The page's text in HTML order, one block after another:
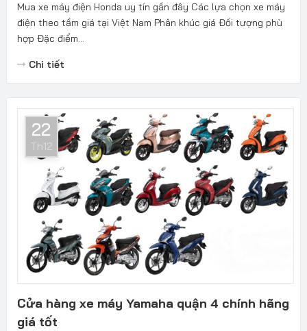
Mua xe máy điện Honda uy tín gần đây Các lựa chọn xe máy
điện theo tầm giá tại Việt Nam Phân khúc giá Đối tượng phù
hợp Đặc điểm...
Chi tiết
22
Th12
Cửa hàng xe máy Yamaha quận 4 chính hãng
giá tốt